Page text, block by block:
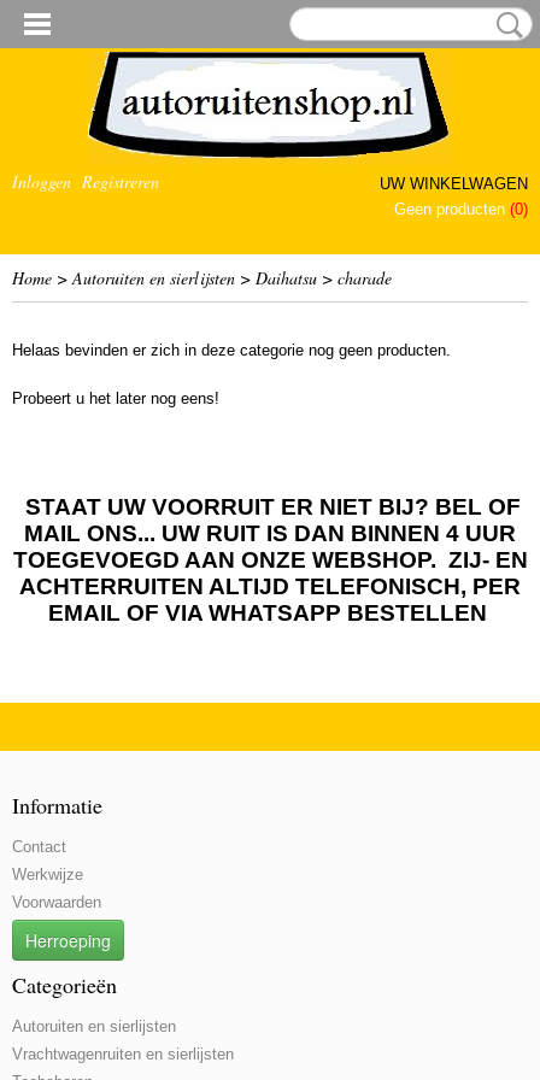
Inloggen Registreren
UW WINKELWAGEN
Geen producten (0)
Home >Autoruiten en sierlijsten > Daihatsu > charade
Helaas bevinden er zich in deze categorie nog geen producten.
Probeert u het later nog eens!
STAAT UW VOORRUIT ER NIET BIJ? BEL OF
MAIL ONS... UW RUIT IS DAN BINNEN 4 UUR
TOEGEVOEGD AAN ONZE WEBSHOP. ZIJ- EN
ACHTERRUITEN ALTIJD TELEFONISCH, PER
EMAIL OF VIA WHATSAPP BESTELLEN
Informatie
Contact
Werkwijze
Voorwaarden
Herroeping
Categorieën
Autoruiten en sierlijsten
Vrachtwagenruiten en sierlijsten